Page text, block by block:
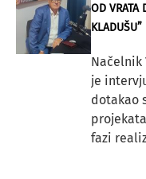
OD VRATA
KLADUŠU”
Načelnik
je
dotakao
fazi